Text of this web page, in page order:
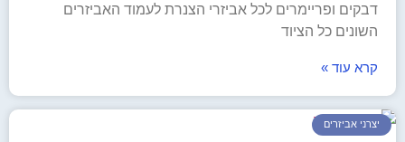
דבקים ופריימרים לכל אביזרי הצנרת לעמוד האביזרים
השונים כל הציוד
קרא עוד »
יצרני אביזרים